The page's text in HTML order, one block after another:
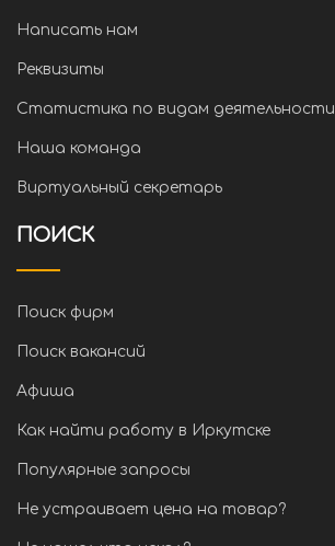
Написать нам
Реквизиты
Статистика по видам деятельности
Наша команда
Виртуальный секретарь
ПОИСК
Поиск фирм
Поиск вакансий
Афиша
Как найти работу в Иркутске
Популярные запросы
Не устраивает цена на товар?